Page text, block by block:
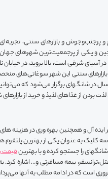
و بازارهای سنتی،
چین و یکی از پرجمعیت‌ترین شهرهای
شرقی است، بالا بروید، در خیابان
سنتی این شهر سوغاتی‌های
در شانگهای برگزار می‌شود که
بردن از غذاهای لذیذ و خرید از
آل و همچنین بهره وری در هزینه های
کلیک به عنوان یکی از بهترین پلتفرم
را جستجو کرده و با بهترینقیمت
بیمه مسافرتی و… اشاره
است که در ادامه مطلب به آنها